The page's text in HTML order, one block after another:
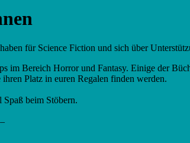
für Science Fiction und sich über
im Bereich Horror und Fantasy. Einige der
Platz in euren Regalen finden werden.
beim Stöbern.